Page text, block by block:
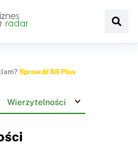
Sprawdź BR Plus
Wierzytelności